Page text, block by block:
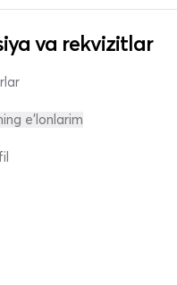
va rekvizitlar
e'lonlarim